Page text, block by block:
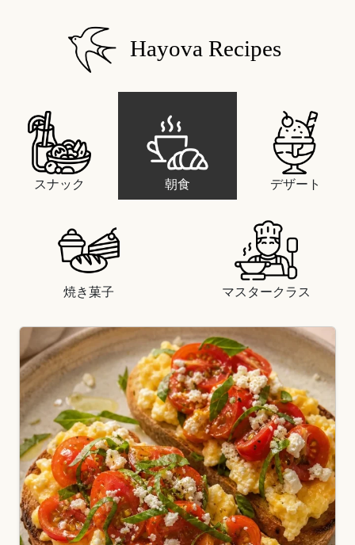
Hayova Recipes
スナック 朝食 デザート
焼き菓子 マスタークラス